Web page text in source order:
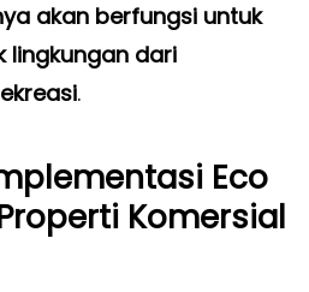
akan berfungsi untuk
lingkungan dari
.
Eco
Komersial